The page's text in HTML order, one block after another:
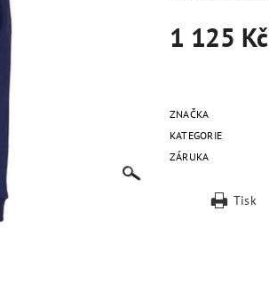
1 125 Kč
ZNAČKA
KATEGORIE
ZÁRUKA
Tisk